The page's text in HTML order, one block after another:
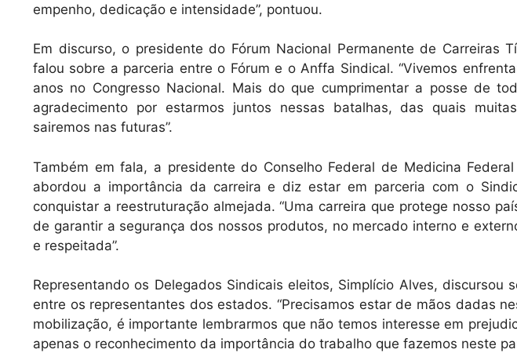
empenho, dedicação e intensidade”, pontuou.
Em discurso, o presidente do Fórum Nacional Permanente de Carreiras
falou sobre a parceria entre o Fórum e o Anffa Sindical. “Vivemos
anos no Congresso Nacional. Mais do que cumprimentar a posse de
agradecimento por estarmos juntos nessas batalhas, das quais
sairemos nas futuras”.
Também em fala, a presidente do Conselho Federal de Medicina
abordou a importância da carreira e diz estar em parceria com o
conquistar a reestruturação almejada. “Uma carreira que protege nosso
de garantir a segurança dos nossos produtos, no mercado interno e
e respeitada”.
Representando os Delegados Sindicais eleitos, Simplício Alves, discursou
entre os representantes dos estados. “Precisamos estar de mãos dadas
mobilização, é importante lembrarmos que não temos interesse em
apenas o reconhecimento da importância do trabalho que fazemos neste